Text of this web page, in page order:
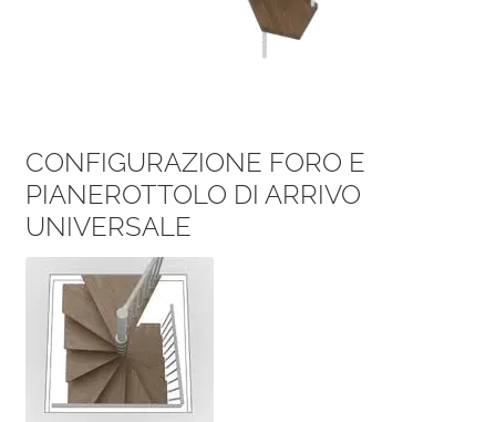
CONFIGURAZIONE FORO E
PIANEROTTOLO DI ARRIVO
UNIVERSALE